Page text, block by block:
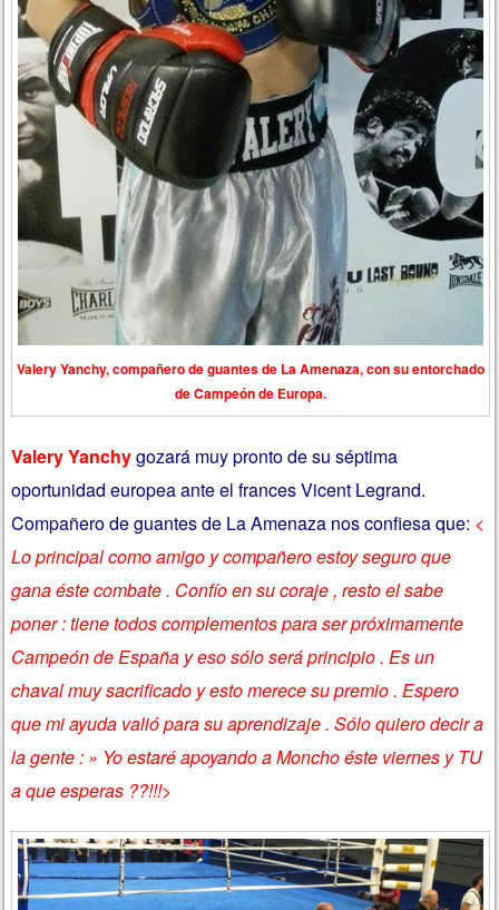
Valery Yanchy, compañero de guantes de La Amenaza, con su entorchado
de Campeón de Europa.
Valery Yanchygozará muy pronto de su séptima
oportunidad europea ante el frances Vicent Legrand.
Compañero de guantes de La Amenaza nos confiesa que: <
Lo principal como amigo y compañero estoy seguro que
gana éste combate . Confío en su coraje , resto el sabe
poner : tiene todos complementos para ser próximamente
Campeón de España y eso sólo será principio . Es un
chaval muy sacrificado y esto merece su premio . Espero
que mi ayuda valió para su aprendizaje . Sólo quiero decir a
la gente : » Yo estaré apoyando a Moncho éste viernes y TU
a que esperas ??!!!>